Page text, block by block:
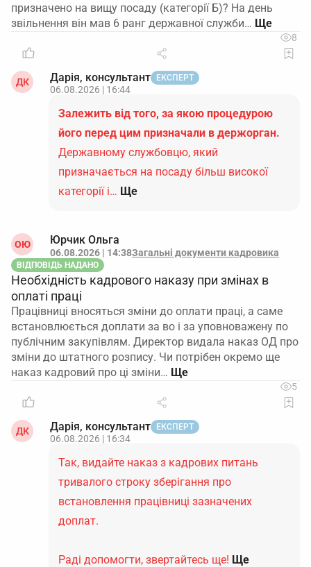
призначено на вищу посаду (категорії Б)? На день
звільнення він мав 6 ранг державної служби…
8
ДК Дарія, консультант ЕКСПЕРТ
06.08.2026 | 16:44
Залежить від того, за якою процедурою
його перед цим призначали в держорган.
Державному службовцю, який
призначається на посаду більш високої
категорії і… Ще
ОЮ Юрчик Ольга
06.08.2026 | 14:38Загальні документи кадровика
ВІДПОВІДЬ НАДАНО
Необхідність кадрового наказу при змінах в
оплаті праці
Працівниці вносяться зміни до оплати праці, а саме
встановлюється доплати за во і за уповноважену по
публічним закупівлям. Директор видала наказ ОД про
зміни до штатного розпису. Чи потрібен окремо ще
наказ кадровий про ці зміни…
5
ДК Дарія, консультант ЕКСПЕРТ
06.08.2026 | 16:34
Так, видайте наказ з кадрових питань
тривалого строку зберігання про
встановлення працівниці зазначених
доплат.
Раді допомогти, звертайтесь ще! Ще